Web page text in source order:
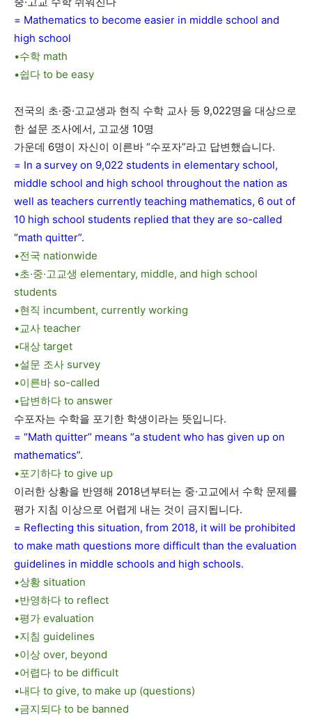
= Mathematics to become easier in middle school and
high school
•수학 math
•쉽다 to be easy
전국의 초·중·고교생과 현직 수학 교사 등 9,022명을 대상으로
한 설문 조사에서, 고교생 10명
가운데 6명이 자신이 이른바 “수포자”라고 답변했습니다.
= In a survey on 9,022 students in elementary school,
middle school and high school throughout the nation as
well as teachers currently teaching mathematics, 6 out of
10 high school students replied that they are so-called
“math quitter”.
•전국 nationwide
•초·중·고교생 elementary, middle, and high school
students
•현직 incumbent, currently working
•교사 teacher
•대상 target
•설문 조사 survey
•이른바 so-called
•답변하다 to answer
수포자는 수학을 포기한 학생이라는 뜻입니다.
= “Math quitter” means “a student who has given up on
mathematics”.
•포기하다 to give up
이러한 상황을 반영해 2018년부터는 중·고교에서 수학 문제를
평가 지침 이상으로 어렵게 내는 것이 금지됩니다.
= Reflecting this situation, from 2018, it will be prohibited
to make math questions more difficult than the evaluation
guidelines in middle schools and high schools.
•상황 situation
•반영하다 to reflect
•평가 evaluation
•지침 guidelines
•이상 over, beyond
•어렵다 to be difficult
•내다 to give, to make up (questions)
•금지되다 to be banned